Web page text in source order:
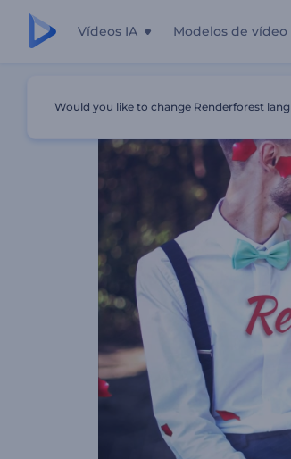
Vídeos IA Modelos de vídeo
Would you like to change Renderforest